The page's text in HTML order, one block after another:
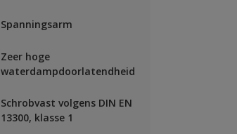
Spanningsarm
Zeer hoge
waterdampdoorlatendheid
Schrobvast volgens DIN EN
13300, klasse 1